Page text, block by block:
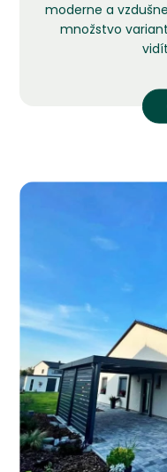
moderne a
množstvo